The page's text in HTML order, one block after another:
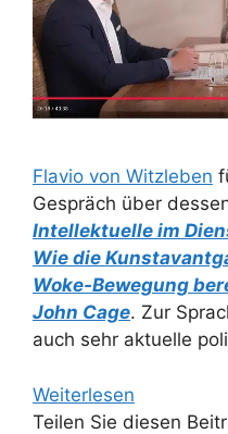
Flavio von Witzleben
Gespräch über
Intellektuelle im
Wie die
Woke-Bewegung
John Cage. Zur
auch sehr aktuelle
Weiterlesen
Teilen Sie diesen